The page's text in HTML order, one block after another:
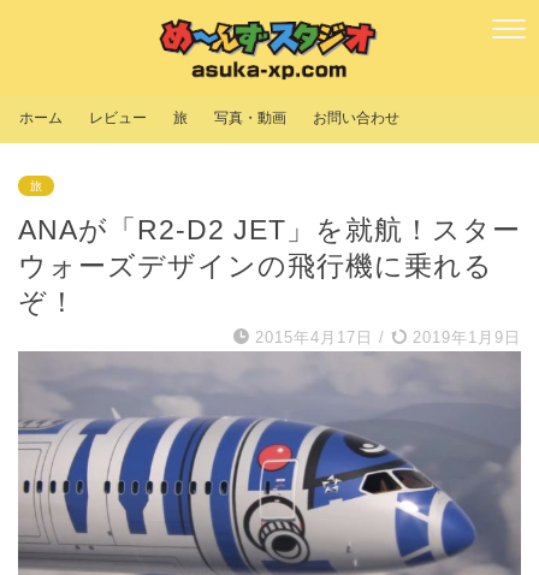
ホーム レビュー 旅 写真・動画 お問い合わせ
旅
ANAが「R2-D2 JET」を就航！スター
ウォーズデザインの飛行機に乗れる
ぞ！
2015年4月17日 / 2019年1月9日